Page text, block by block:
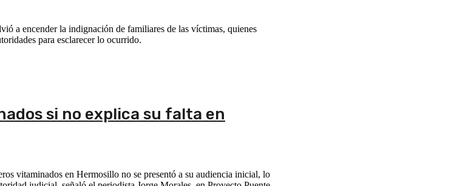
a encender la indignación de familiares de las víctimas, quienes
para esclarecer lo ocurrido.
si no explica su falta en
vitaminados en Hermosillo no se presentó a su audiencia inicial, lo